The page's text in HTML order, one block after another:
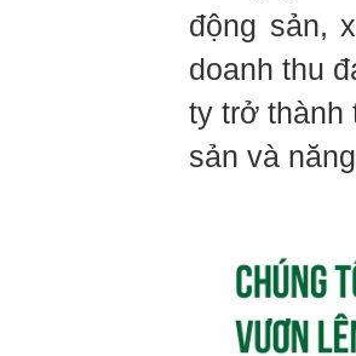
động sản,
doanh thu
ty trở thành
sản và